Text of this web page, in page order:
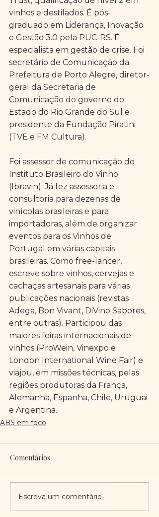
vinhos e destilados. É pós-
graduado em Liderança, Inovação
e Gestão 3.0 pela PUC-RS. É
especialista em gestão de crise. Foi
secretário de Comunicação da
Prefeitura de Porto Alegre, diretor-
geral da Secretaria de
Comunicação do governo do
Estado do Rio Grande do Sul e
presidente da Fundação Piratini
(TVE e FM Cultura).
Foi assessor de comunicação do
Instituto Brasileiro do Vinho
(Ibravin). Já fez assessoria e
consultoria para dezenas de
vinícolas brasileiras e para
importadoras, além de organizar
eventos para os Vinhos de
Portugal em várias capitais
brasileiras. Como free-lancer,
escreve sobre vinhos, cervejas e
cachaças artesanais para várias
publicações nacionais (revistas
Adega, Bon Vivant, DiVino Sabores,
entre outras). Participou das
maiores feiras internacionais de
vinhos (ProWein, Vinexpo e
London International Wine Fair) e
viajou, em missões técnicas, pelas
regiões produtoras da França,
Alemanha, Espanha, Chile, Uruguai
e Argentina.
ABS em foco
Comentários
Escreva um comentário